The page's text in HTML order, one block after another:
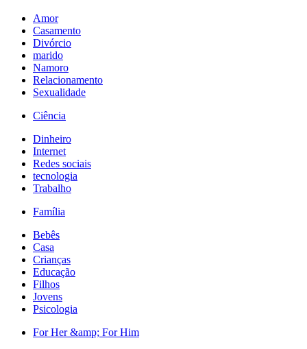
Amor
Casamento
Divórcio
marido
Namoro
Relacionamento
Sexualidade
Ciência
Dinheiro
Internet
Redes sociais
tecnologia
Trabalho
Família
Bebês
Casa
Crianças
Educação
Filhos
Jovens
Psicologia
For Her &amp; For Him